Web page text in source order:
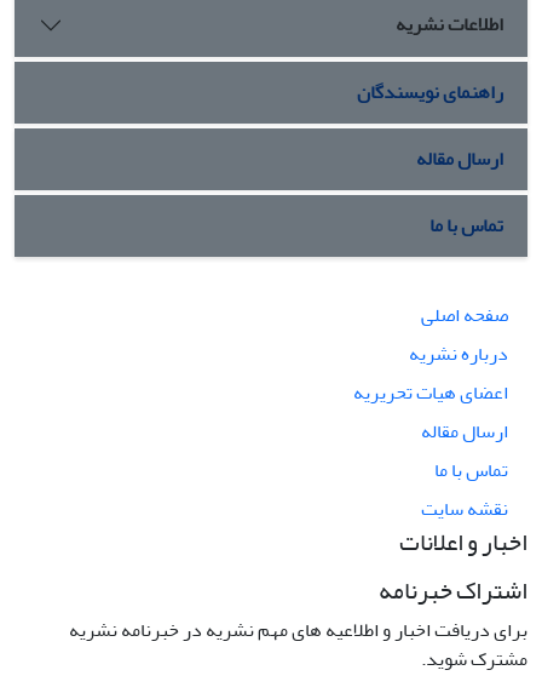
اطلاعات نشریه
راهنمای نویسندگان
ارسال مقاله
تماس با ما
صفحه اصلی
درباره نشریه
اعضای هیات تحریریه
ارسال مقاله
تماس با ما
نقشه سایت
اخبار و اعلانات
اشتراک خبرنامه
برای دریافت اخبار و اطلاعیه های مهم نشریه در خبرنامه نشریه
مشترک شوید.